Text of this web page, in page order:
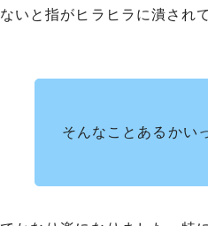
いと指がヒラヒラに潰され
そんなことあるかい